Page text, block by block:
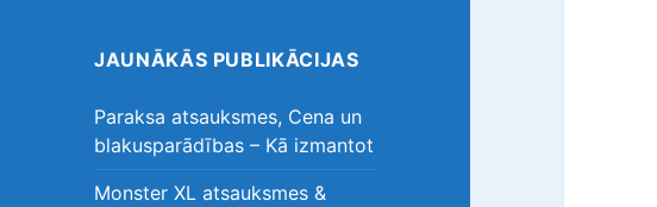
JAUNĀKĀS PUBLIKĀCIJAS
Paraksa atsauksmes, Cena un
blakusparādības – Kā izmantot
Monster XL atsauksmes &